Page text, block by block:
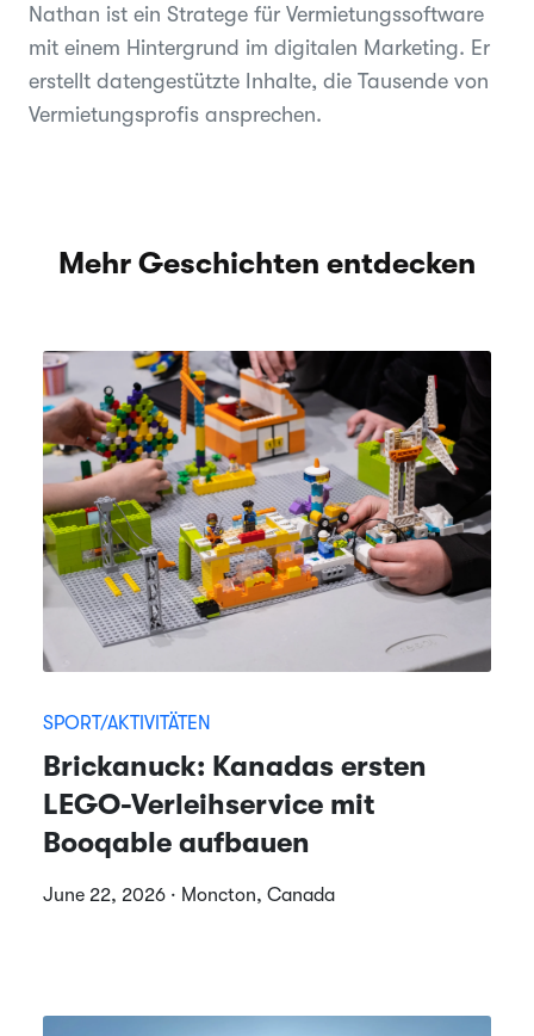
Nathan ist ein Stratege für Vermietungssoftware
mit einem Hintergrund im digitalen Marketing. Er
erstellt datengestützte Inhalte, die Tausende von
Vermietungsprofis ansprechen.
Mehr Geschichten entdecken
SPORT/AKTIVITÄTEN
Brickanuck: Kanadas ersten
LEGO-Verleihservice mit
Booqable aufbauen
June 22, 2026 · Moncton, Canada